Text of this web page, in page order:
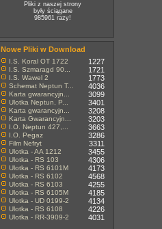
Pliki z naszej strony
były ściągane
985961 razy!
Nowe Pliki w Download
I.S. Koral OT 1722 1227
I.S. Szmaragd 90... 1721
I.S. Wawel 2 1773
Schemat Neptun T... 4036
Karta gwarancyjn... 3099
Ulotka Neptun, P... 3401
Karta gwarancyjn... 3208
Karta Gwarancyjn... 3203
I.O. Neptun 427,... 3663
I.O. Pegaz 3286
Film Nefryt 3311
Ulotka - AA 1212 3455
Ulotka - RS 103 4306
Ulotka - RS 6101M 4173
Ulotka - RS 6102 4568
Ulotka - RS 6103 4255
Ulotka - RS 6105M 4185
Ulotka - UD 0199-2 4134
Ulotka - RS 6108 4226
Ulotka - RR-3909-2 4031